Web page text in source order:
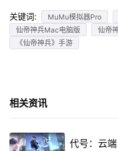
关键词: MuMu模拟器Pro
仙帝神兵Mac电脑版
仙帝
《仙帝神兵》手游
相关资讯
代号：云